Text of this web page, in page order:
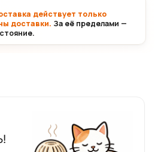
действует только
доставки. За её пределами —